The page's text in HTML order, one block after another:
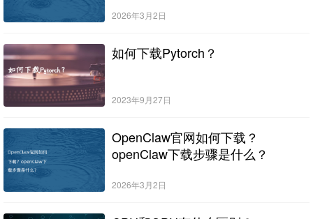
2026年3月2日
如何下载Pytorch？
2023年9月27日
OpenClaw官网如何下载？
openClaw下载步骤是什么？
2026年3月2日